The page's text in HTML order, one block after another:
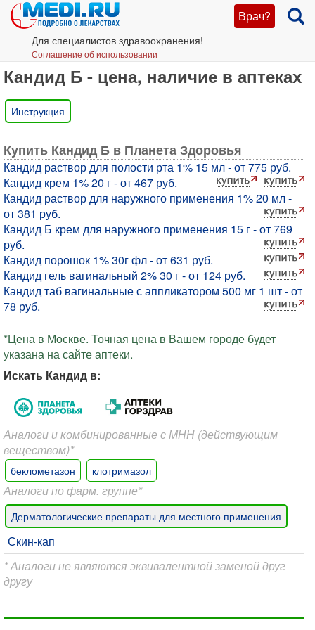
Врач?
Для специалистов здравоохранения!
Соглашение об использовании
Кандид Б - цена, наличие в аптеках
Инструкция
Купить Кандид Б в Планета Здоровья
Кандид раствор для полости рта 1% 15 мл - от 775 руб.
Кандид крем 1% 20 г - от 467 руб.
Кандид раствор для наружного применения 1% 20 мл -
от 381 руб.
Кандид Б крем для наружного применения 15 г - от 769
руб.
Кандид порошок 1% 30г фл - от 631 руб.
Кандид гель вагинальный 2% 30 г - от 124 руб.
Кандид таб вагинальные с аппликатором 500 мг 1 шт - от
78 руб.
*Цена в Москве. Точная цена в Вашем городе будет
указана на сайте аптеки.
Искать Кандид в:
Аналоги и комбинированные с МНН (действующим
веществом)*
беклометазон клотримазол
Аналоги по фарм. группе*
Дерматологические препараты для местного применения
Скин-кап
* Аналоги не являются эквивалентной заменой друг
другу